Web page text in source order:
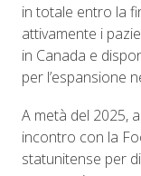
in totale entro la
attivamente i
in Canada e
per l’espansione
A metà del 2025,
incontro con la
statunitense per